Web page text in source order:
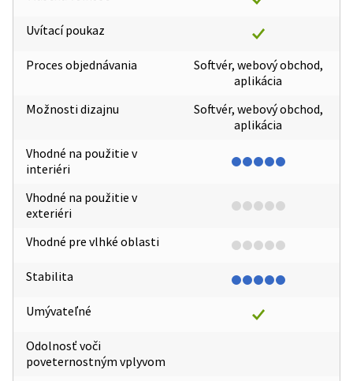
Uvítací poukaz
Proces objednávania
Možnosti dizajnu
Vhodné na použitie v
interiéri
Vhodné na použitie v
exteriéri
Vhodné pre vlhké oblasti
Stabilita
Umývateľné
Odolnosť voči
poveternostným vplyvom
Softvér, webový obchod,
aplikácia
Softvér, webový obchod,
aplikácia